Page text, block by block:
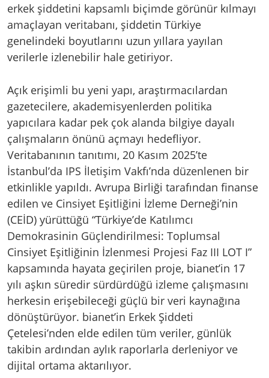
erkek şiddetini kapsamlı biçimde görünür kılmayı
amaçlayan veritabanı, şiddetin Türkiye
genelindeki boyutlarını uzun yıllara yayılan
verilerle izlenebilir hale getiriyor.
Açık erişimli bu yeni yapı, araştırmacılardan
gazetecilere, akademisyenlerden politika
yapıcılara kadar pek çok alanda bilgiye dayalı
çalışmaların önünü açmayı hedefliyor.
Veritabanının tanıtımı, 20 Kasım 2025’te
İstanbul’da IPS İletişim Vakfı’nda düzenlenen bir
etkinlikle yapıldı. Avrupa Birliği tarafından finanse
edilen ve Cinsiyet Eşitliğini İzleme Derneği’nin
(CEİD) yürüttüğü “Türkiye’de Katılımcı
Demokrasinin Güçlendirilmesi: Toplumsal
Cinsiyet Eşitliğinin İzlenmesi Projesi Faz III LOT I”
kapsamında hayata geçirilen proje, bianet’in 17
yılı aşkın süredir sürdürdüğü izleme çalışmasını
herkesin erişebileceği güçlü bir veri kaynağına
dönüştürüyor. bianet’in Erkek Şiddeti
Çetelesi’nden elde edilen tüm veriler, günlük
takibin ardından aylık raporlarla derleniyor ve
dijital ortama aktarılıyor.